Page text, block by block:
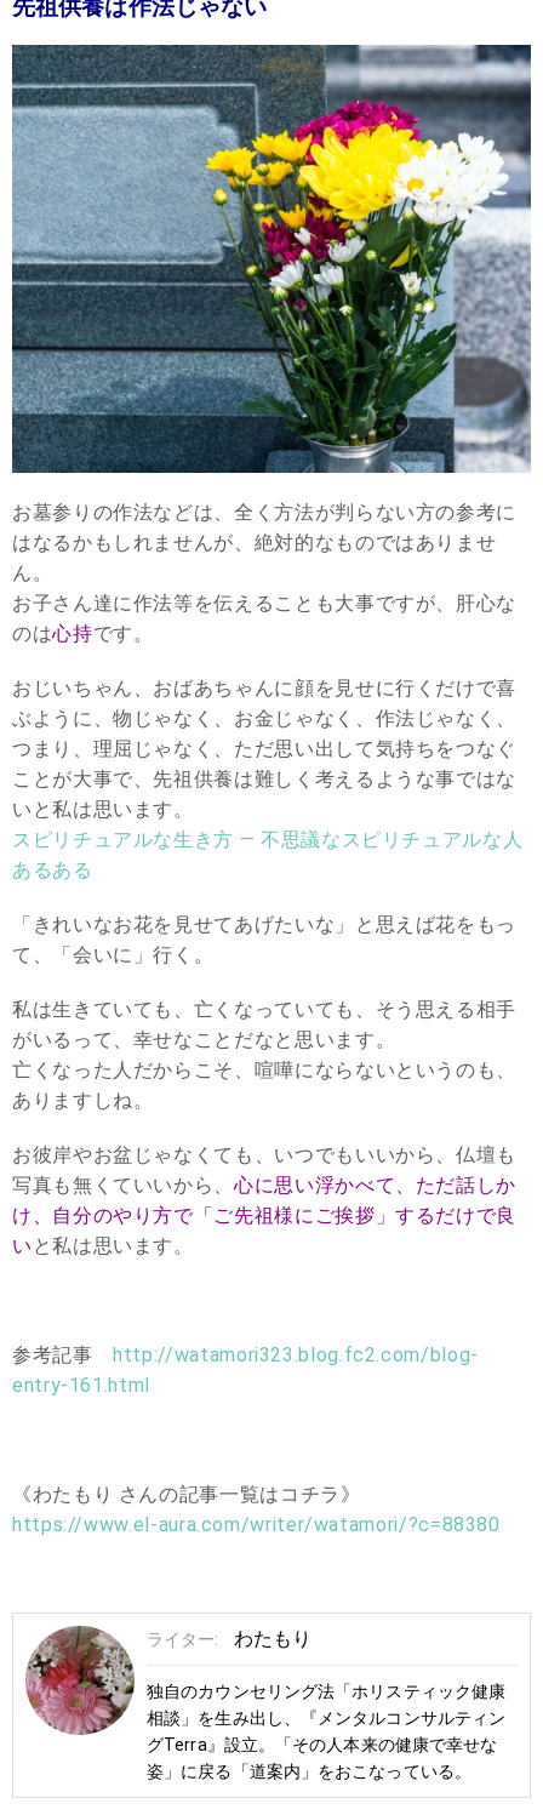
先祖供養は作法じゃない
お墓参りの作法などは、全く方法が判らない方の参考に
はなるかもしれませんが、絶対的なものではありませ
ん。
お子さん達に作法等を伝えることも大事ですが、肝心な
のは心持です。
おじいちゃん、おばあちゃんに顔を見せに行くだけで喜
ぶように、物じゃなく、お金じゃなく、作法じゃなく、
つまり、理屈じゃなく、ただ思い出して気持ちをつなぐ
ことが大事で、先祖供養は難しく考えるような事ではな
いと私は思います。
スピリチュアルな生き方 — 不思議なスピリチュアルな人
あるある
「きれいなお花を見せてあげたいな」と思えば花をもっ
て、「会いに」行く。
私は生きていても、亡くなっていても、そう思える相手
がいるって、幸せなことだなと思います。
亡くなった人だからこそ、喧嘩にならないというのも、
ありますしね。
お彼岸やお盆じゃなくても、いつでもいいから、仏壇も
写真も無くていいから、心に思い浮かべて、ただ話しか
け、自分のやり方で「ご先祖様にご挨拶」するだけで良
い と私は思います。
参考記事 http://watamori323.blog.fc2.com/blog-
entry-161.html
《わたもり さんの記事一覧はコチラ》
https://www.el-aura.com/writer/watamori/?c=88380
ライター: わたもり
独自のカウンセリング法「ホリスティック健康
相談」を生み出し、『メンタルコンサルティン
グTerra』設立。「その人本来の健康で幸せな
姿」に戻る「道案内」をおこなっている。